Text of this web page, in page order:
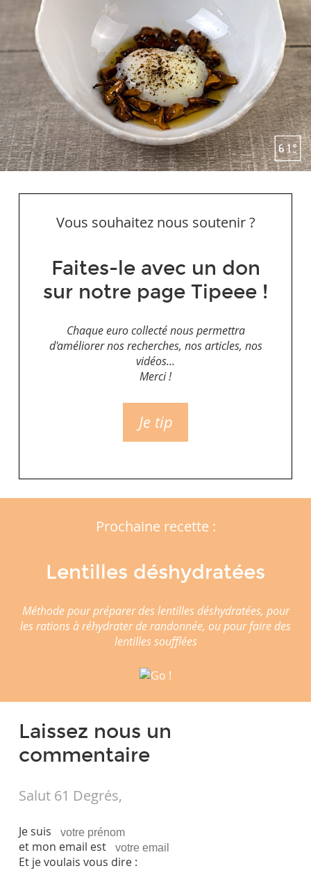
Vous souhaitez nous soutenir ?
Faites-le avec un don
sur notre page Tipeee !
Chaque euro collecté nous permettra
d'améliorer nos recherches, nos articles, nos
vidéos...
Merci !
Je tip
Prochaine recette :
Lentilles déshydratées
Méthode pour préparer des lentilles déshydratées, pour
les rations à réhydrater de randonnée, ou pour faire des
lentilles soufflées
Laissez nous un
commentaire
Salut 61 Degrés,
Je suis
et mon email est
Et je voulais vous dire :